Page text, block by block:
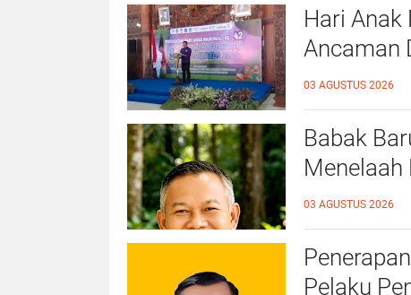
Hari Anak
Ancaman
Ahmad
Ramah
03 AGUSTUS 2026
Babak
Menelaah
39/2025
03 AGUSTUS 2026
Pelaku